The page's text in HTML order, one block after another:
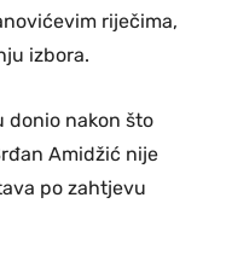
riječima,
izbora.
donio nakon što
Amidžić nije
po zahtjevu